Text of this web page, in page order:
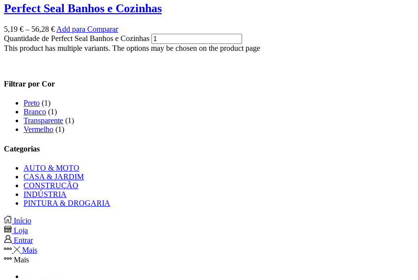
Perfect Seal Banhos e Cozinhas
5,19 € – 56,28 € Add para Comparar
Quantidade de Perfect Seal Banhos e Cozinhas
This product has multiple variants. The options may be chosen on the product page
Filtrar por Cor
Preto (1)
Branco (1)
Transparente (1)
Vermelho (1)
Categorias
AUTO & MOTO
CASA & JARDIM
CONSTRUÇÃO
INDÚSTRIA
PINTURA & DROGARIA
Início
Loja
Entrar
Mais
Mais